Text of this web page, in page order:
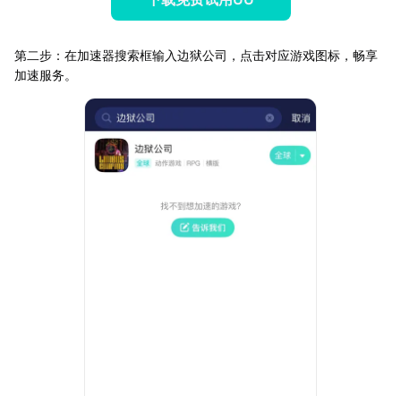
第二步：在加速器搜索框输入边狱公司，点击对应游戏图标，畅享
加速服务。